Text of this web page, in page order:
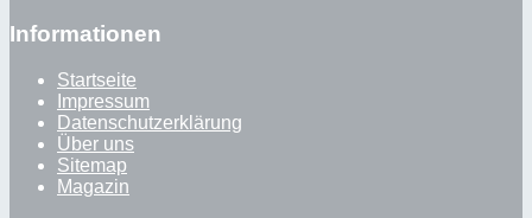
Informationen
Startseite
Impressum
Datenschutzerklärung
Über uns
Sitemap
Magazin